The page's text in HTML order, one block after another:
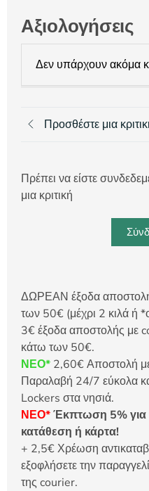
Αξιολογήσεις
Δεν υπάρχουν ακόμα
Προσθέστε μια
Πρέπει να είστε
μια κριτική
ΔΩΡΕΑΝ έξοδα
των 50€ (μέχρι 2 κιλά ή
3€ έξοδα αποστολής με
κάτω των 50€.
ΝΕΟ* 2,60€ Αποστολή
Παραλαβή 24/7 εύκολα
Lockers στα νησιά.
ΝΕΟ*Έκπτωση 5%
κατάθεση ή κάρτα!
+ 2,5€ Χρέωση
εξοφλήσετε την
της courier.